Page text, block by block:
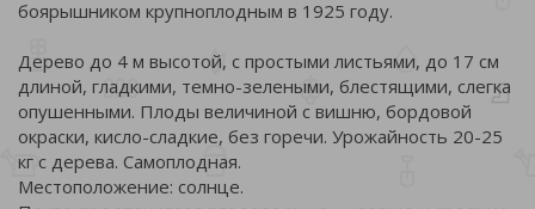
боярышником крупноплодным в 1925 году.
Дерево до 4 м высотой, с простыми листьями, до 17 см
длиной, гладкими, темно-зелеными, блестящими, слегка
опушенными. Плоды величиной с вишню, бордовой
окраски, кисло-сладкие, без горечи. Урожайность 20-25
кг с дерева. Самоплодная.
Местоположение: солнце.